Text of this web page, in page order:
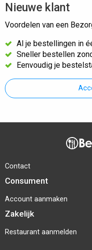
Nieuwe klant
Voordelen van een
Al je bestellingen in
Sneller bestellen
Eenvoudig je
Contact
Consument
Account aanmaken
Zakelijk
Restaurant aanmelden